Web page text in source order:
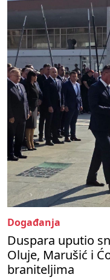
Događanja
Duspara uputio
Oluje, Marušić i
braniteljima